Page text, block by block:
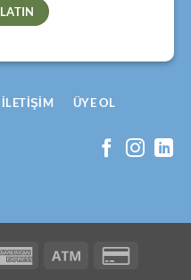
İLETIŞIM ÜYE OL
American
Atm